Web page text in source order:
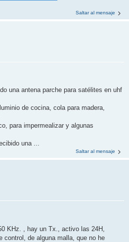
Saltar al mensaje
una antena parche para satélites en uhf
de cocina, cola para madera,
para impermealizar y algunas
una ...
Saltar al mensaje
KHz. , hay un Tx., activo las 24H,
control, de alguna malla, que no he